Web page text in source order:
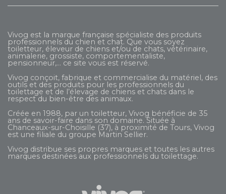
Vivog est la marque française spécialiste des produits
professionnels du chien et chat. Que vous soyez
toiletteur, éleveur de chiens et/ou de chats, vétérinaire,
animalerie, grossiste, comportementaliste,
pensionneur,... ce site vous est réservé.
Vivog conçoit, fabrique et commercialise du matériel, des
outils et des produits pour les professionnels du
toilettage et de l’élevage de chiens et chats dans le
respect du bien-être des animaux.
Créée en 1988, par un toiletteur, Vivog bénéficie de 35
ans de savoir-faire dans son domaine. Située à
Chanceaux-sur-Choisille (37), à proximité de Tours, Vivog
est une filiale du groupe Martin Sellier.
Vivog distribue ses propres marques et toutes les autres
marques destinées aux professionnels du toilettage.